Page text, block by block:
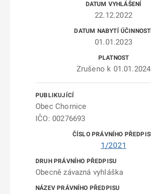
22.12.2022
01.01.2023
Zrušeno k 01.01.2024
Obec Chornice
IČO: 00276693
1/2021
Obecně závazná vyhláška